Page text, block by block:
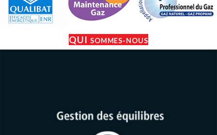
QUI SOMMES-NOUS